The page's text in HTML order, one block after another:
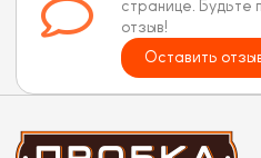
странице. Будьте
отзыв!
Оставить